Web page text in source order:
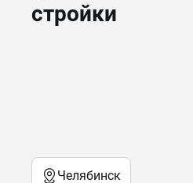
стройки
Челябинск